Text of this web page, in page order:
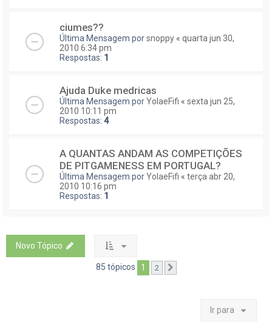
ciumes??
Última Mensagem porsnoppy « quarta jun 30,
2010 6:34 pm
Respostas: 1
Ajuda Duke medricas
Última Mensagem porYolaeFifi « sexta jun 25,
2010 10:11 pm
Respostas: 4
A QUANTAS ANDAM AS COMPETIÇÕES
DE PITGAMENESS EM PORTUGAL?
Última Mensagem porYolaeFifi « terça abr 20,
2010 10:16 pm
Respostas: 1
Novo Tópico
85 tópicos 1 2
Ir para